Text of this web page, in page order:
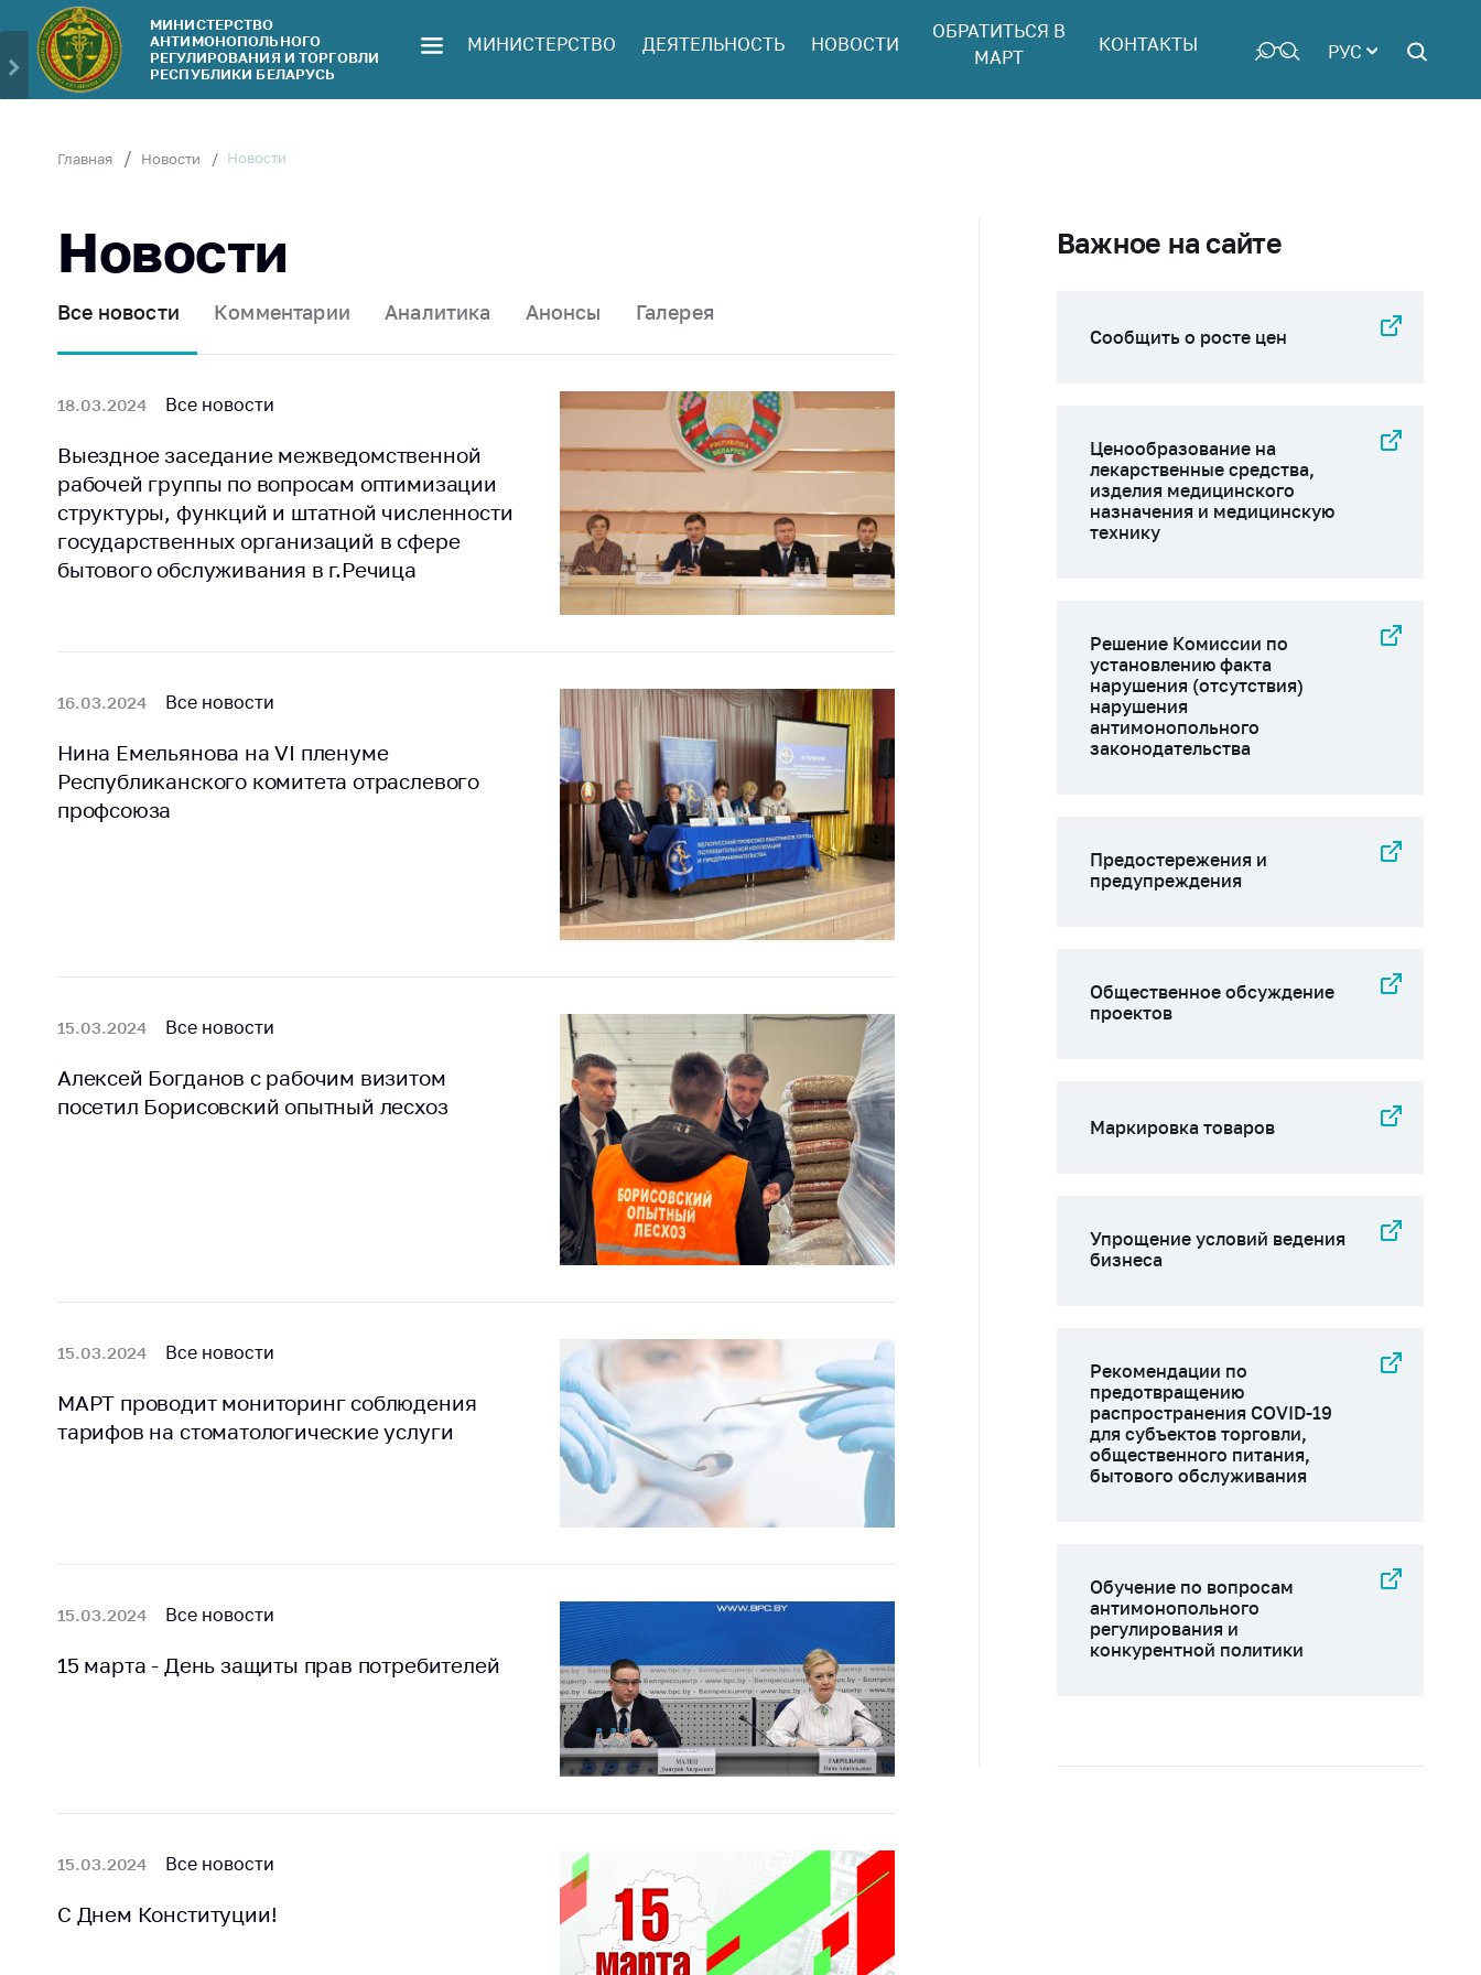
Министерство
Руководство
Министерства
Законодательство
Антикоррупционная
деятельность
консультативный
совет
Соискателям
Награждения
Белорусская
универсальная
товарная биржа
Идеологическая
Официальные
геральдические
символы
конкуренция
Торговля и услуги
Регулирование и
контроль закупок
сотрудничество
нетарифного
регулирования
персональных
данных
Обратиться в МАРТ
Личный прием
Сообщить о росте
Сообщить о росте
цен на лекарства и
медицинские
изделия
Контакты
Адрес и режим
Пресс-служба
Вышестоящий
государственный
Важное на сайте
Сообщить о росте
средства, изделия
медицинского
назначения и
медицинскую
технику
Решение Комиссии
по установлению
факта нарушения
(отсутствия)
антимонопольного
Предостережения
и предупреждения
Общественное
обсуждение
проектов
Рекомендации по
предотвращению
распространения
COVID-19 для
общественного
Обучение по
антимонопольного
регулирования и
МИНИСТЕРСТВО
АНТИМОНОПОЛЬНОГО
РЕГУЛИРОВАНИЯ И ТОРГОВЛИ
РЕСПУБЛИКИ БЕЛАРУСЬ
МИНИСТЕРСТВО ДЕЯТЕЛЬНОСТЬ НОВОСТИ
ОБРАТИТЬСЯ В
МАРТ
КОНТАКТЫ РУС
Главная Новости Новости
Новости
Все новости Комментарии Аналитика Анонсы Галерея
18.03.2024 Все новости
Выездное заседание межведомственной
рабочей группы по вопросам оптимизации
структуры, функций и штатной численности
государственных организаций в сфере
бытового обслуживания в г.Речица
16.03.2024 Все новости
Нина Емельянова на VI пленуме
Республиканского комитета отраслевого
профсоюза
15.03.2024 Все новости
Алексей Богданов с рабочим визитом
посетил Борисовский опытный лесхоз
15.03.2024 Все новости
МАРТ проводит мониторинг соблюдения
тарифов на стоматологические услуги
15.03.2024 Все новости
15 марта - День защиты прав потребителей
15.03.2024 Все новости
С Днем Конституции!
Важное на сайте
Сообщить о росте цен
Ценообразование на
лекарственные средства,
изделия медицинского
назначения и медицинскую
технику
Решение Комиссии по
установлению факта
нарушения (отсутствия)
нарушения
антимонопольного
законодательства
Предостережения и
предупреждения
Общественное обсуждение
проектов
Маркировка товаров
Упрощение условий ведения
бизнеса
Рекомендации по
предотвращению
распространения COVID-19
для субъектов торговли,
общественного питания,
бытового обслуживания
Обучение по вопросам
антимонопольного
регулирования и
конкурентной политики